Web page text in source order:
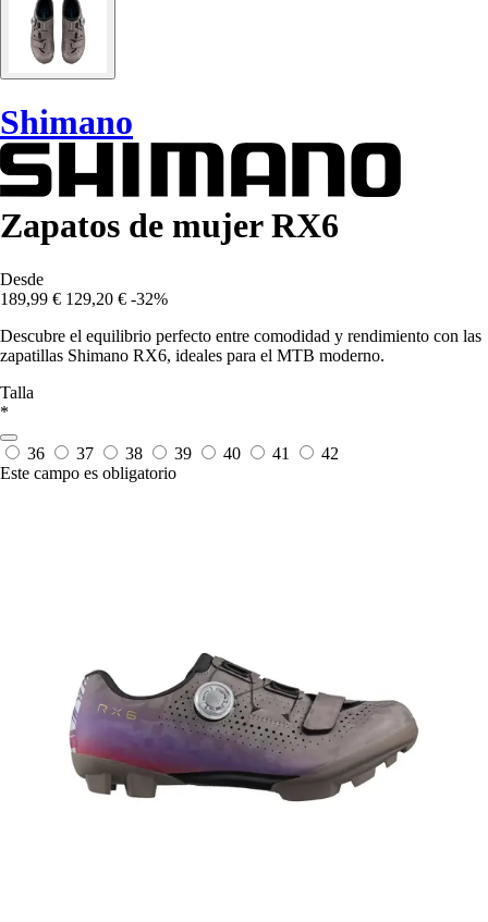
Shimano
Zapatos de mujer RX6
Desde
189,99 € 129,20 € -32%
Descubre el equilibrio perfecto entre comodidad y rendimiento con las
zapatillas Shimano RX6, ideales para el MTB moderno.
Talla
*
36 37 38 39 40 41
42
Este campo es obligatorio